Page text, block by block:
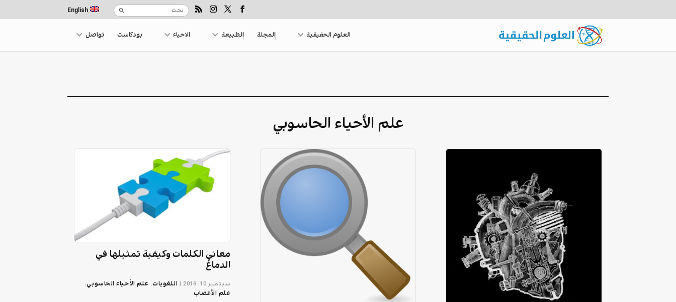
English
العلوم الحقيقية المجلة الطبيعة الاحياء بودكاست تواصل
علم الأحياء الحاسوبي
معاني الكلمات وكيفية تمثيلها في
الدماغ
سبتمبر 10, 2016 | اللغويات, علم الأحياء الحاسوبي,
علم الأعصاب